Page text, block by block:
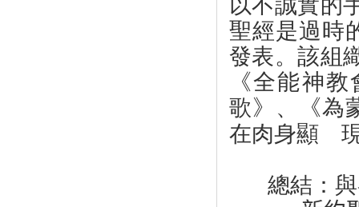
以不誠實的
聖經是過時
發表。該組
《全能神
歌》、《為
在肉身顯
總結：